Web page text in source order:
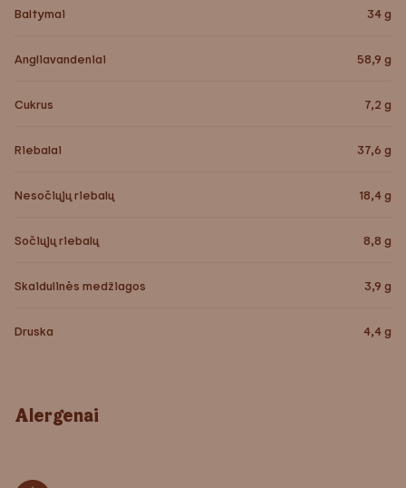
Baltymai 34g
Angliavandeniai 58,9 g
Cukrus 7,2 g
Riebalai 37,6 g
Nesočiųjų riebalų 18,4g
Sočiųjų riebalų 8,8 g
Skaidulinės medžiagos 3,9 g
Druska 4,4g
Alergenai